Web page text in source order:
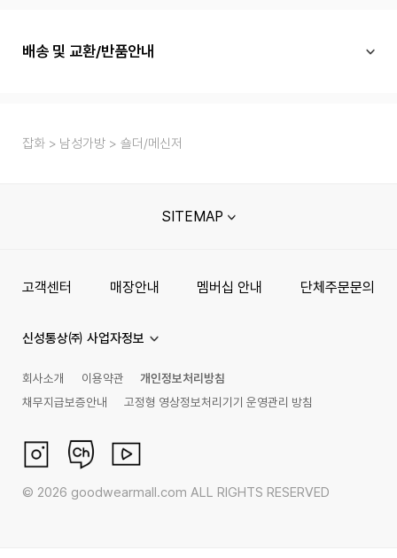
배송 및 교환/반품안내
잡화 남성가방 숄더/메신저
SITEMAP
고객센터 매장안내 멤버십 안내 단체주문문의
신성통상㈜ 사업자정보
회사소개 이용약관
개인정보처리방침
채무지급보증안내
고정형 영상정보처리기기 운영관리 방침
© 2026 goodwearmall.com ALL RIGHTS RESERVED